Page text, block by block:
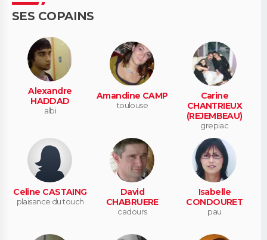
SES COPAINS
Alexandre
HADDAD
albi
Amandine CAMP
toulouse
Carine
CHANTRIEUX
(REJEMBEAU)
grepiac
Celine CASTAING
plaisance du touch
David
CHABRUERE
cadours
Isabelle
CONDOURET
pau